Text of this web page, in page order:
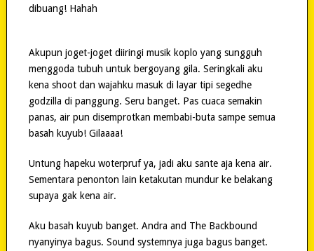
dibuang! Hahah
Akupun joget-joget diiringi musik koplo yang sungguh
menggoda tubuh untuk bergoyang gila. Seringkali aku
kena shoot dan wajahku masuk di layar tipi segedhe
godzilla di panggung. Seru banget. Pas cuaca semakin
panas, air pun disemprotkan membabi-buta sampe semua
basah kuyub! Gilaaaa!
Untung hapeku woterpruf ya, jadi aku sante aja kena air.
Sementara penonton lain ketakutan mundur ke belakang
supaya gak kena air.
Aku basah kuyub banget. Andra and The Backbound
nyanyinya bagus. Sound systemnya juga bagus banget.